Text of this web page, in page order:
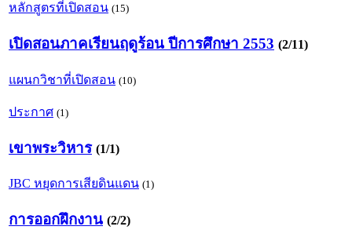
หลักสูตรที่เปิดสอน (15)
เปิดสอนภาคเรียนฤดูร้อน ปีการศึกษา 2553 (2/11)
แผนกวิชาที่เปิดสอน (10)
ประกาศ (1)
เขาพระวิหาร (1/1)
JBC หยุดการเสียดินแดน (1)
การออกฝึกงาน (2/2)